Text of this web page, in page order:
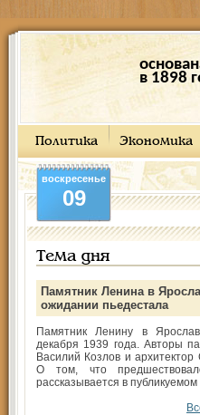
в 1898
Политика Экономика
воскресенье
09
Тема дня
Памятник Ленина в
ожидании пьедестала
Памятник Ленину в
декабря 1939 года. Авторы
Василий Козлов и архитектор
О том, что
рассказывается в публикуемом